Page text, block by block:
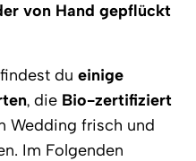
von Hand gepflückt
findest du einige
, die Bio-zertifiziert
Wedding frisch und
Im Folgenden